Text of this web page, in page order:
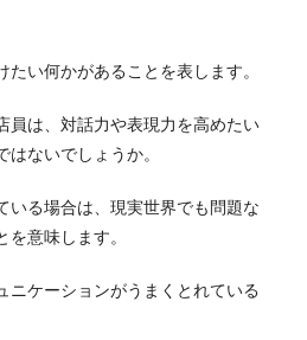
い何かがあることを表します。
員は、対話力や表現力を高めたい
はないでしょうか。
いる場合は、現実世界でも問題な
を意味します。
ニケーションがうまくとれている